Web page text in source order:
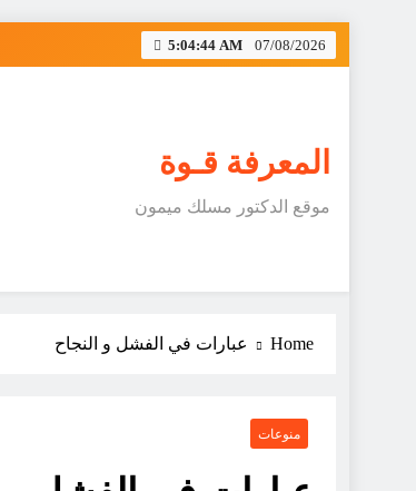
Skip
5:04:45 AM 07/08/2026
المعرفة قـوة
موقع الدكتور مسلك ميمون
Home عبارات في الفشل و النجاح
منوعات